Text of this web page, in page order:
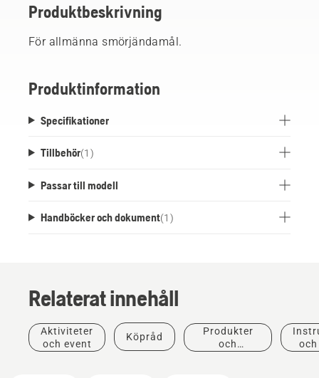
Produktbeskrivning
För allmänna smörjändamål.
Produktinformation
Specifikationer
Tillbehör(1 )
Passar till modell
Handböcker och dokument(1 )
Relaterat innehåll
Aktiviteter
och event
Köpråd
Produkter
och